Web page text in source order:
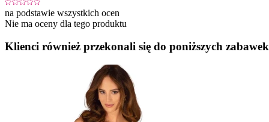
na podstawie wszystkich ocen
Nie ma oceny dla tego produktu
Klienci również przekonali się do poniższych